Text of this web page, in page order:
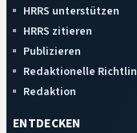
HRRS unterstützen
HRRS zitieren
Publizieren
Redaktionelle
Redaktion
ENTDECKEN